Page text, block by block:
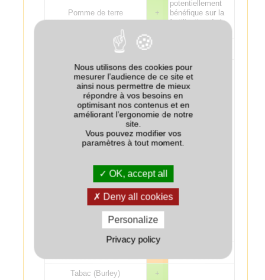
Pomme de terre +
potentiellement
bénéfique sur la
fertilisation de la
Effet
potentiellement
bénéfique sur la
fertilisation de la
culture suivante :
attention aux
fertilisation sur lin
fibre. Risque de
de un mois avant
le semis sur un
couvert non
Tabac (Burley) +
Nous utilisons des cookies pour
mesurer l’audience de ce site et
ainsi nous permettre de mieux
répondre à vos besoins en
optimisant nos contenus et en
améliorant l’ergonomie de notre
site.
Vous pouvez modifier vos
paramètres à tout moment.
OK, accept all
Deny all cookies
Personalize
Privacy policy